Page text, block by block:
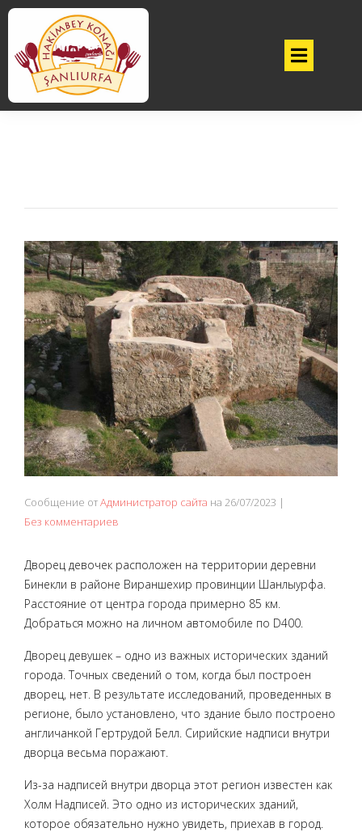
Сообщение отАдминистратор сайта на 26/07/2023 |
Без комментариев
Дворец девочек расположен на территории деревни
Бинекли в районе Вираншехир провинции Шанлыурфа.
Расстояние от центра города примерно 85 км.
Добраться можно на личном автомобиле по D400.
Дворец девушек – одно из важных исторических зданий
города. Точных сведений о том, когда был построен
дворец, нет. В результате исследований, проведенных в
регионе, было установлено, что здание было построено
англичанкой Гертрудой Белл. Сирийские надписи внутри
дворца весьма поражают.
Из-за надписей внутри дворца этот регион известен как
Холм Надписей. Это одно из исторических зданий,
которое обязательно нужно увидеть, приехав в город.